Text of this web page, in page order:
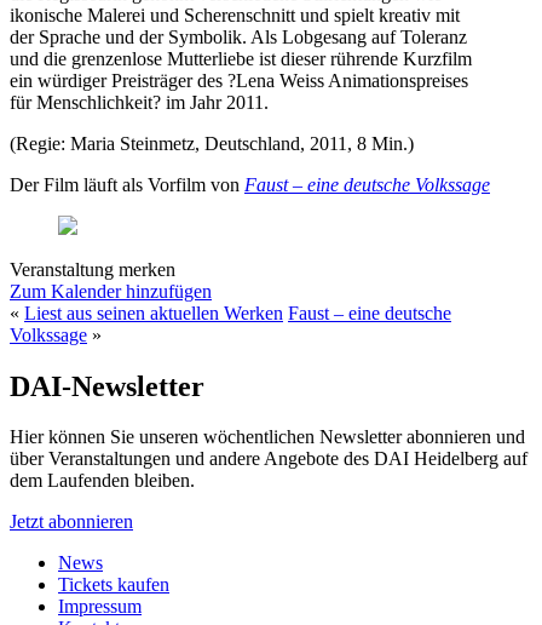
ikonische Malerei und Scherenschnitt und spielt kreativ mit
der Sprache und der Symbolik. Als Lobgesang auf Toleranz
und die grenzenlose Mutterliebe ist dieser rührende Kurzfilm
ein würdiger Preisträger des ?Lena Weiss Animationspreises
für Menschlichkeit? im Jahr 2011.
(Regie: Maria Steinmetz, Deutschland, 2011, 8 Min.)
Der Film läuft als Vorfilm von Faust – eine deutsche Volkssage
Veranstaltung merken
Zum Kalender hinzufügen
« Liest aus seinen aktuellen Werken Faust – eine deutsche
Volkssage »
DAI-Newsletter
Hier können Sie unseren wöchentlichen Newsletter abonnieren und
über Veranstaltungen und andere Angebote des DAI Heidelberg auf
dem Laufenden bleiben.
Jetzt abonnieren
News
Tickets kaufen
Impressum